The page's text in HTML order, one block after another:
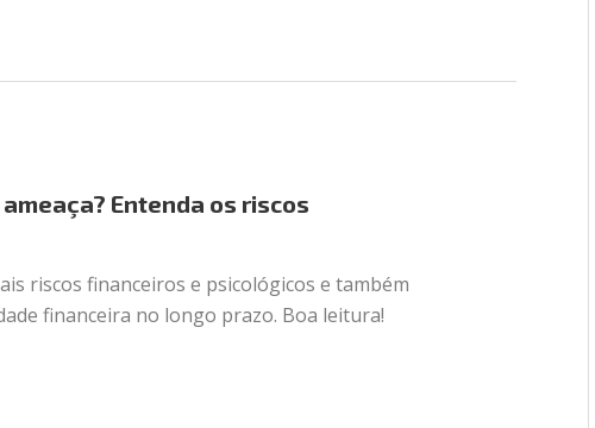
Entenda os riscos
riscos financeiros e psicológicos e também
financeira no longo prazo. Boa leitura!